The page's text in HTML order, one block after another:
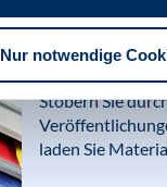
Nur notwendige
des BDP
Stöbern Sie
laden Sie